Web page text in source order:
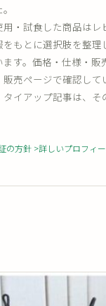
・試食した商品はレ
をもとに選択肢を整
ます。価格・仕様・
売ページで確認して
タイアップ記事は、そ
の方針 詳しいプロフィ